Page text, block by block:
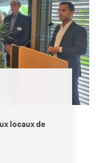
locaux de